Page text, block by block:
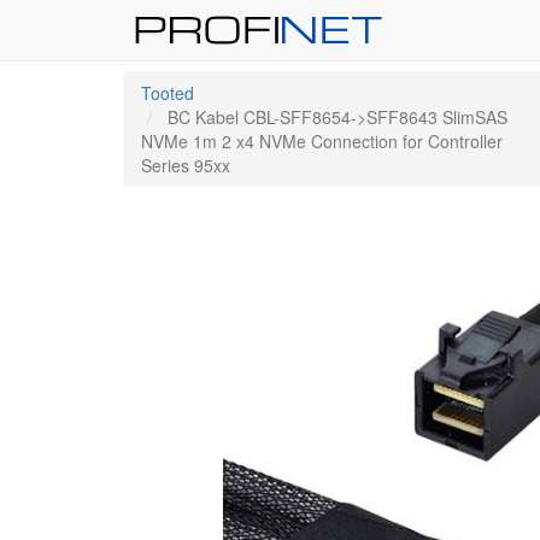
Tooted
BC Kabel CBL-SFF8654->SFF8643 SlimSAS
NVMe 1m 2 x4 NVMe Connection for Controller
Series 95xx